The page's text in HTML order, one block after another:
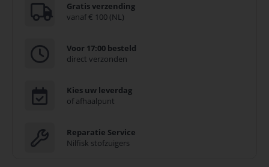
Gratis verzending
vanaf € 100 (NL)
Voor 17:00 besteld
direct verzonden
Kies uw leverdag
of afhaalpunt
Reparatie Service
Nilfisk stofzuigers